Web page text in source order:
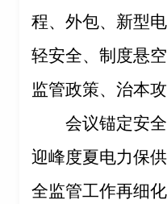
程、外包、新型
轻安全、制度悬
监管政策、治本
会议锚定安
迎峰度夏电力保
全监管工作再细